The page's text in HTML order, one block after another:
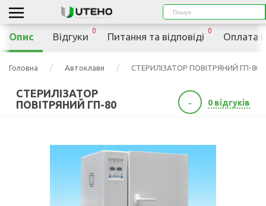
Головна Автоклави СТЕРИЛІЗАТОР ПОВІТРЯНИЙ ГП-80
СТЕРИЛІЗАТОР
ПОВІТРЯНИЙ ГП-80
- 0 відгуків
Опис Відгуки
0
Питання та відповіді
0
Оплата